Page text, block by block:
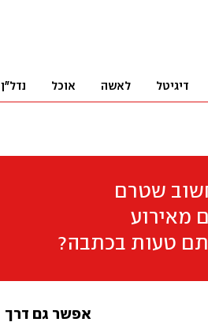
דיגיטל לאשה אוכל נדל"ן
שטרם
מאירוע
טעות בכתבה?
אפשר גם דרך